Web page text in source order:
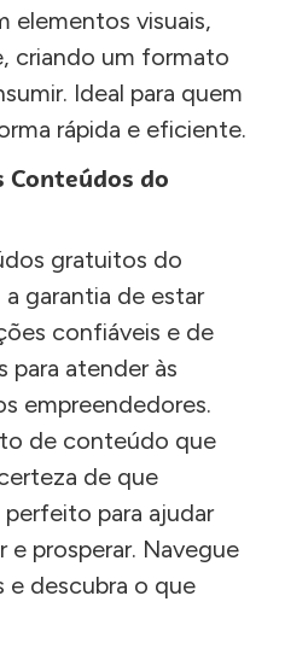
elementos visuais,
criando um formato
Ideal para quem
rápida e eficiente.
Conteúdos do
gratuitos do
garantia de estar
confiáveis e de
para atender às
empreendedores.
de conteúdo que
de que
para ajudar
e prosperar. Navegue
e descubra o que